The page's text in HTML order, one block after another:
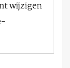
wijzigen